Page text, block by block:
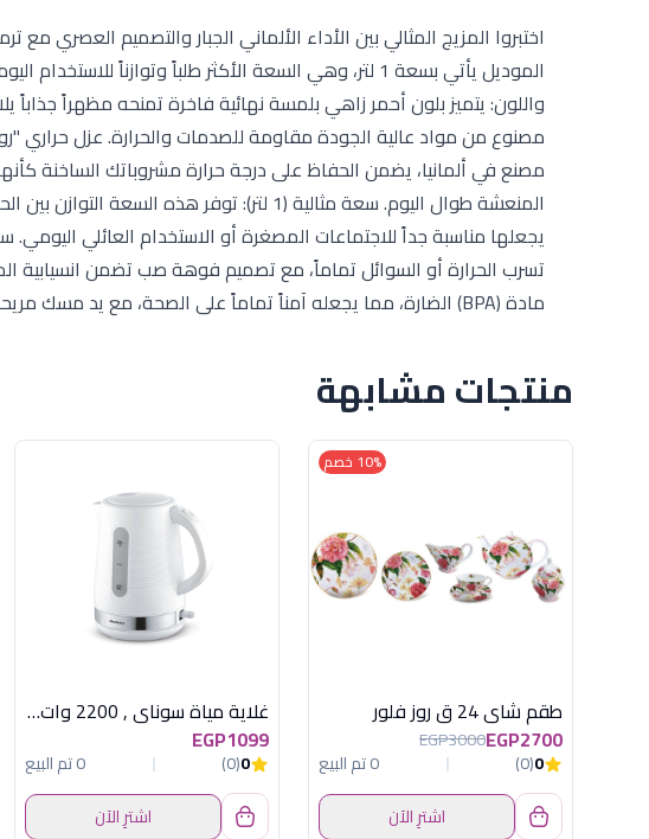
الموديل يأتي بسعة 1 لتر، وهي السعة الأكثر طلباً
واللون: يتميز بلون أحمر زاهي بلمسة نهائية فاخرة تمنحه مظهراً جذاباً
مصنوع من مواد عالية الجودة مقاومة للصدمات والحرارة. عزل
يجعلها مناسبة جداً للاجتماعات المصغرة أو الاستخدام العائلي
تسرب الحرارة أو السوائل تماماً، مع تصميم فوهة صب تضمن انسيابية
مادة (BPA) الضارة، مما يجعله آمناً تماماً على الصحة، مع يد مسك مريحة مصممة لتوزيع الوزن وتسهيل عملية الصب والتحكم
منتجات مشابهة
10% خصم
طقم شاى 24 ق روز فلور
EGP2700
EGP3000
0
(0)
0 تم البيع
اشترِ الآن
غلاية مياة سوناي , 2200 وات , 1.7 لتر, ابيض SH-3888
EGP1099
0
(0)
0 تم البيع
اشترِ الآن